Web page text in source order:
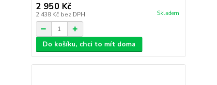
2 950 Kč
2 438 Kč bez DPH Skladem
Do košíku, chci to mít doma